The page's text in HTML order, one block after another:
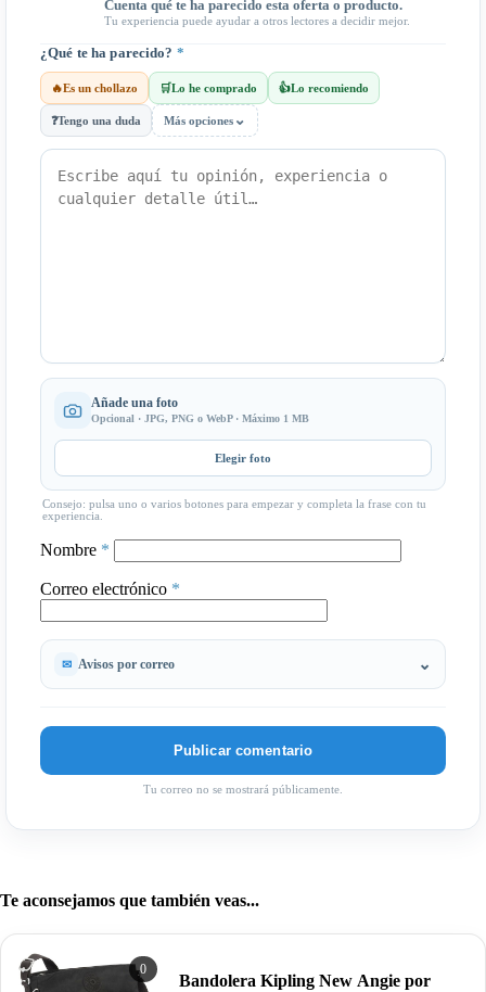
Cuenta qué te ha parecido esta oferta o producto.
Tu experiencia puede ayudar a otros lectores a decidir mejor.
¿Qué te ha parecido? *
🔥Es un chollazo 🛒Lo he comprado 👍Lo recomiendo
❓Tengo una duda Más opciones ⌄
Añade una foto
Opcional · JPG, PNG o WebP · Máximo 1 MB
Elegir foto
Consejo: pulsa uno o varios botones para empezar y completa la frase con tu
experiencia.
Nombre *
Correo electrónico *
Avisos por correo
Tu correo no se mostrará públicamente.
Te aconsejamos que también veas...
0
Bandolera Kipling New Angie por